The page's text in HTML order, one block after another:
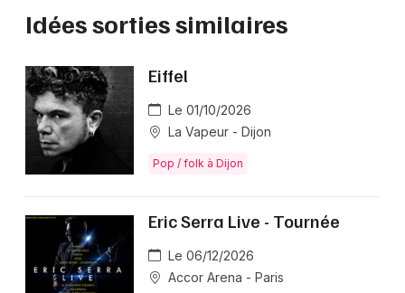
FAQ - Anastacia
📅 Quand a lieu le concert d’Anastacia en 2026 ?
Le concert a lieu le 19 octobre 2026, en date unique
en France, dans le cadre de sa tournée européenne
anniversaire.
La billetterie est ouverte et les billets sont disponibles
via ; les tarifs s’échelonnent de 69,70 € à 89,50 €
selon la catégorie, et la demande est forte.
Idées sorties similaires
Eiffel
Le 01/10/2026
La Vapeur - Dijon
Pop / folk à Dijon
Eric Serra Live - Tournée
Le 06/12/2026
Accor Arena - Paris